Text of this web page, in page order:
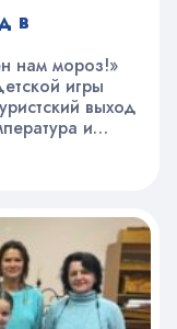
в
нам мороз!»
игры
выход
и
не